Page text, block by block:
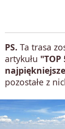
PS. Ta trasa
artykułu
pozostałe z